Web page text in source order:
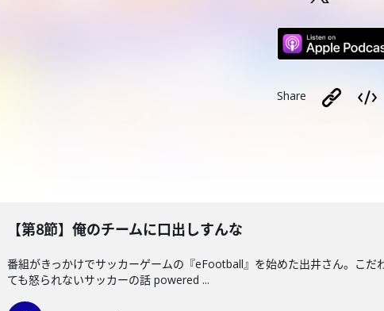
Share
【第8節】俺のチームに口出しすんな
番組がきっかけでサッカーゲームの『eFootball』を始めた出井さん。こ
ても怒られないサッカーの話 powered ...